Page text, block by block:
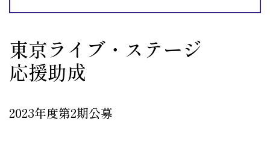
東京ライブ・ステージ
応援助成
2023年度第2期公募